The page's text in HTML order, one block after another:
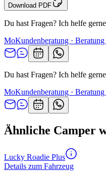
Download PDF
Du hast Fragen? Ich helfe
MoKundenberatung ·
Du hast Fragen? Ich helfe
MoKundenberatung ·
Ähnliche Camper
Lucky Roadie Plus
Details zum Fahrzeug